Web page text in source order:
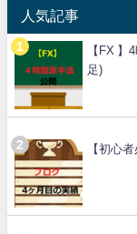
人気記事
【FX 】
足)
【初心